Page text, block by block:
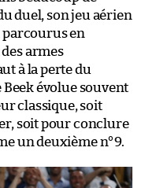
duel, son jeu aérien
parcourus en
armes
à la perte du
Beek évolue souvent
classique, soit
soit pour conclure
un deuxième n°9.